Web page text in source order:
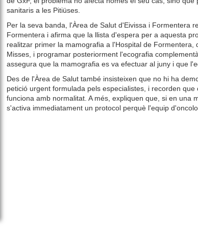
sanitaris a les Pitiüses.
Per la seva banda, l'Àrea de Salut d'Eivissa i Formentera
Formentera i afirma que la llista d'espera per a aquesta
realitzar primer la mamografia a l'Hospital de
Misses, i programar posteriorment l'ecografia
assegura que la mamografia es va efectuar al juny i que
Des de l'Àrea de Salut també insisteixen que no hi ha
petició urgent formulada pels especialistes, i recorden
funciona amb normalitat. A més, expliquen que, si en una
s'activa immediatament un protocol perquè l'equip